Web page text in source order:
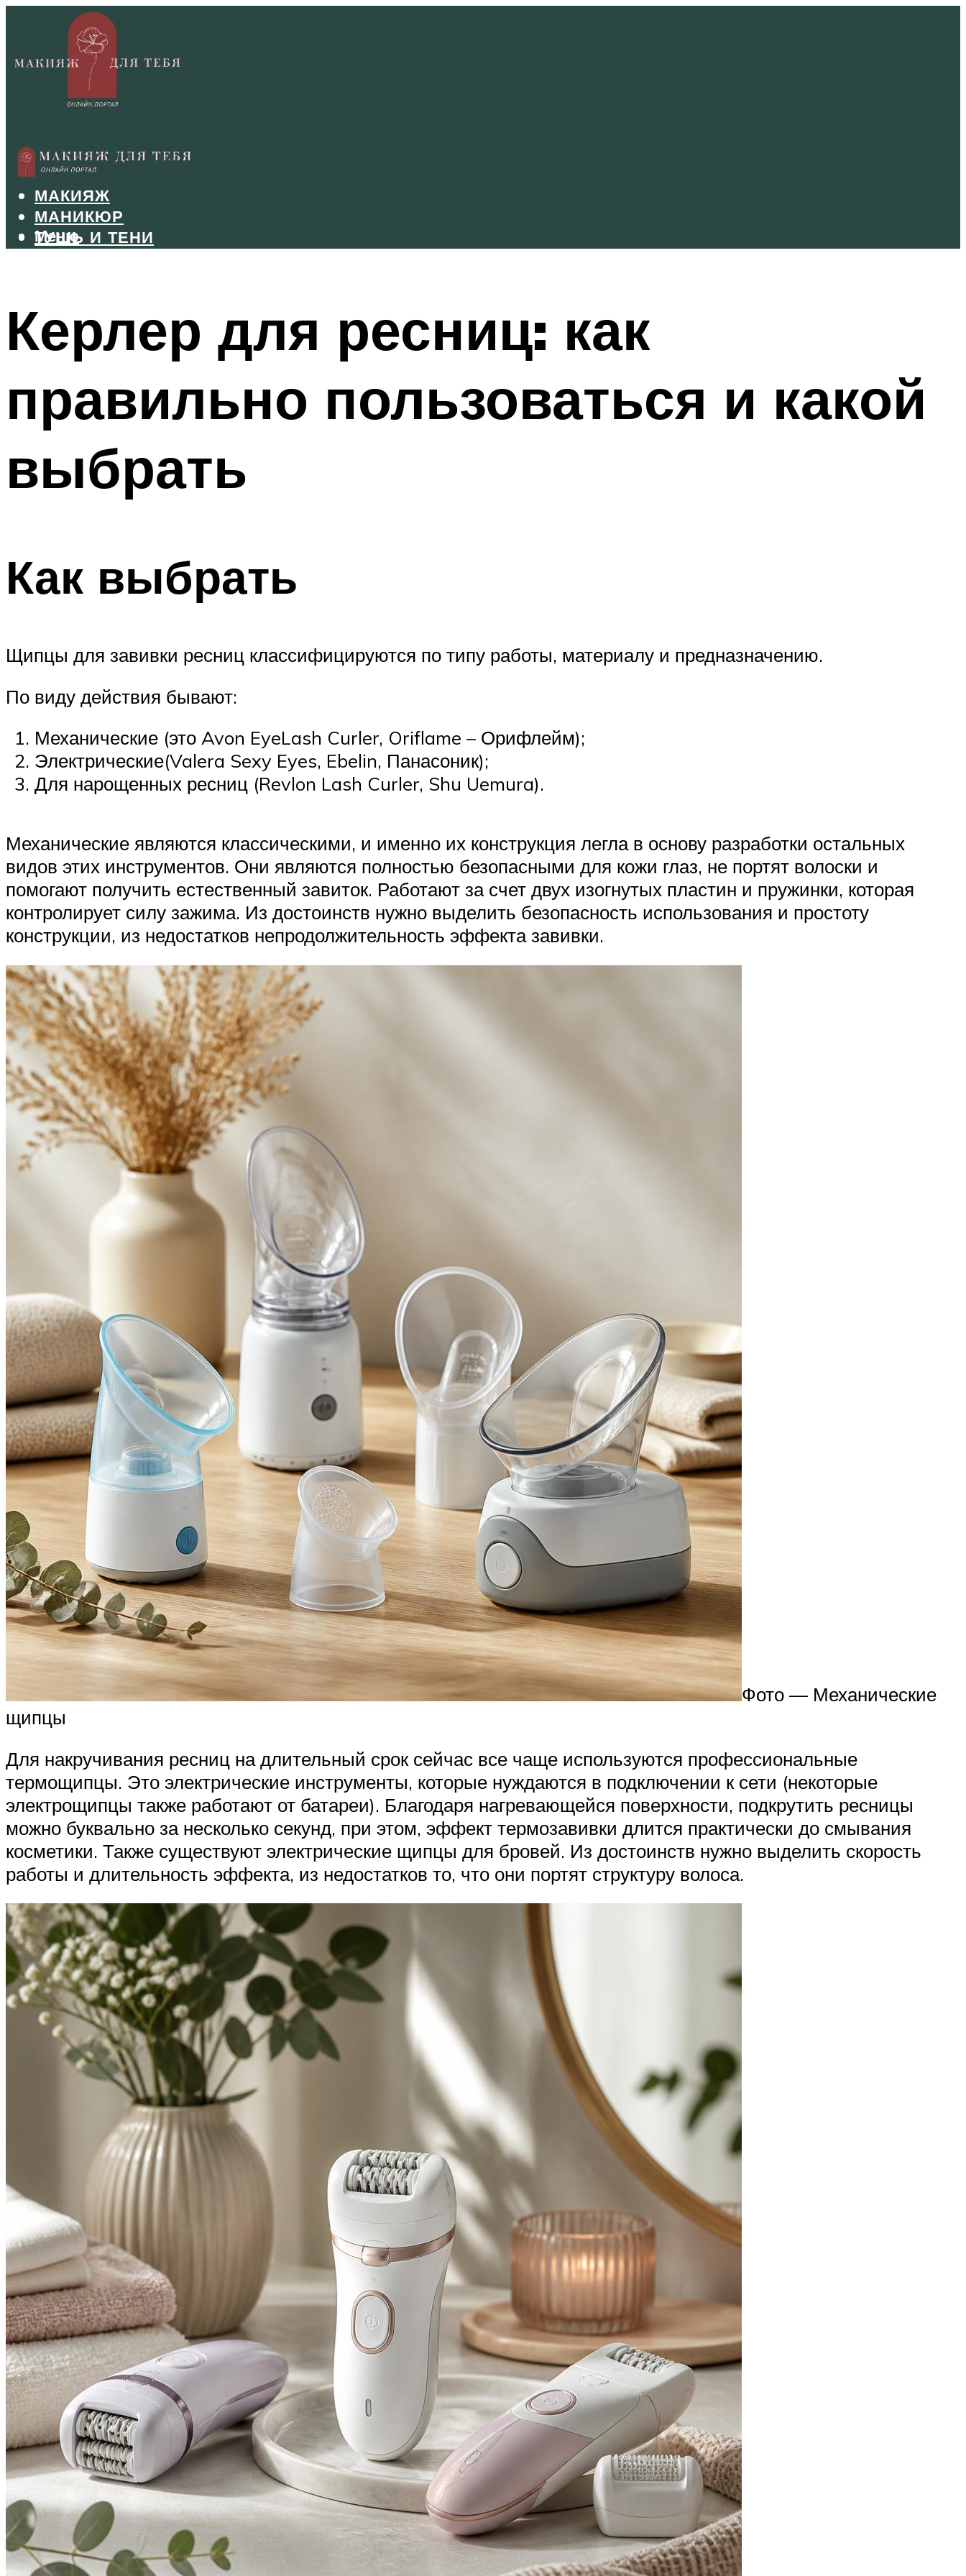
БРОВИ
ВОЛОСЫ
МАКИЯЖ
МАНИКЮР
ТУШЬ И ТЕНИ
Меню
Керлер для ресниц: как
правильно пользоваться и какой
выбрать
Как выбрать
Щипцы для завивки ресниц классифицируются по типу работы, материалу и предназначению.
По виду действия бывают:
Механические (это Avon EyeLash Curler, Oriflame – Орифлейм);
Электрические(Valera Sexy Eyes, Ebelin, Панасоник);
Для нарощенных ресниц (Revlon Lash Curler, Shu Uemura).
Механические являются классическими, и именно их конструкция легла в основу разработки остальных
видов этих инструментов. Они являются полностью безопасными для кожи глаз, не портят волоски и
помогают получить естественный завиток. Работают за счет двух изогнутых пластин и пружинки, которая
контролирует силу зажима. Из достоинств нужно выделить безопасность использования и простоту
конструкции, из недостатков непродолжительность эффекта завивки.
Фото — Механические
щипцы
Для накручивания ресниц на длительный срок сейчас все чаще используются профессиональные
термощипцы. Это электрические инструменты, которые нуждаются в подключении к сети (некоторые
электрощипцы также работают от батареи). Благодаря нагревающейся поверхности, подкрутить ресницы
можно буквально за несколько секунд, при этом, эффект термозавивки длится практически до смывания
косметики. Также существуют электрические щипцы для бровей. Из достоинств нужно выделить скорость
работы и длительность эффекта, из недостатков то, что они портят структуру волоса.